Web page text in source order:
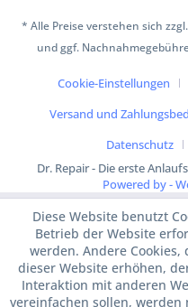
* Alle Preise verstehen sich
und ggf.
Cookie-Einstellungen
Versand und
Datenschutz
Dr. Repair - Die erste
Powered by -
Diese Website benutzt
Betrieb der Website
werden. Andere
dieser Website erhöhen,
Interaktion mit anderen
vereinfachen sollen,